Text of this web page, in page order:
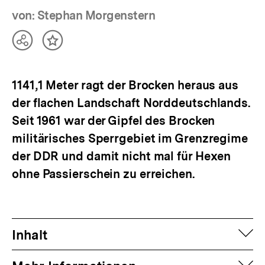
von: Stephan Morgenstern
TeilenInhalt
1141,1 Meter ragt der Brocken heraus aus
der flachen Landschaft Norddeutschlands.
Seit 1961 war der Gipfel des Brocken
militärisches Sperrgebiet im Grenzregime
der DDR und damit nicht mal für Hexen
ohne Passierschein zu erreichen.
Inhalt